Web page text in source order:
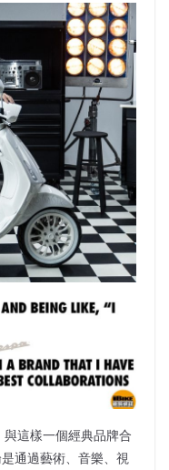
與這樣一個經典品牌合
通過藝術、音樂、視